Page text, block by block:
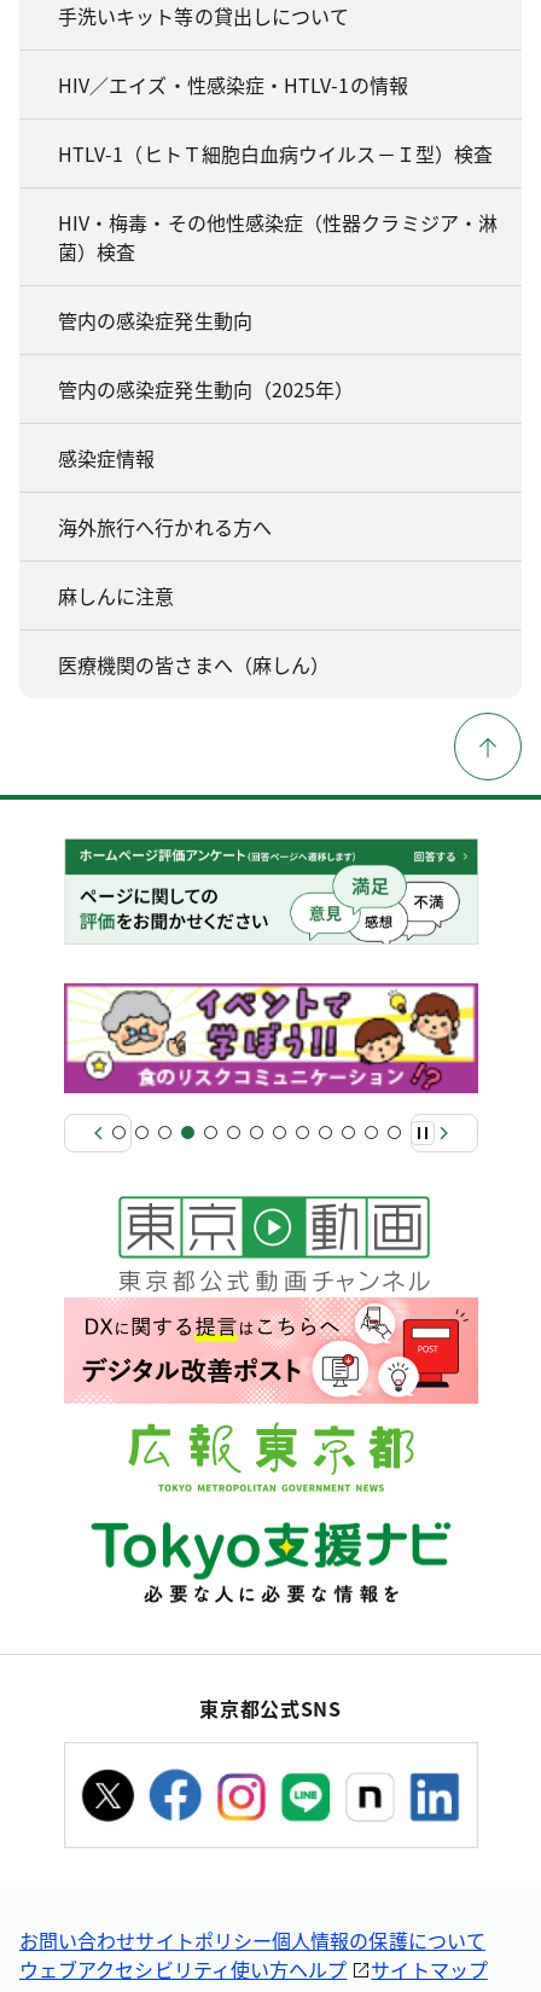
手洗いキット等の貸出しについて
HIV／エイズ・性感染症・HTLV-1の情報
HTLV-1（ヒトＴ細胞白血病ウイルス－Ｉ型）検査
HIV・梅毒・その他性感染症（性器クラミジア・淋
菌）検査
管内の感染症発生動向
管内の感染症発生動向（2025年）
感染症情報
海外旅行へ行かれる方へ
麻しんに注意
医療機関の皆さまへ（麻しん）
東京都公式SNS
お問い合わせサイトポリシー個人情報の保護について
ウェブアクセシビリティ使い方ヘルプ サイトマップ